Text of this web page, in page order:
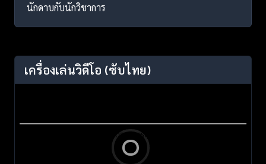
นักดาบกับนักวิชาการ
เครื่องเล่นวิดีโอ (ซับไทย)